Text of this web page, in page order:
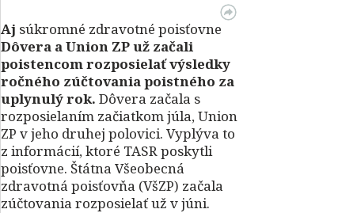
Aj súkromné zdravotné poisťovne
Dôvera a Union ZP už začali
poistencom rozposielať výsledky
ročného zúčtovania poistného za
uplynulý rok. Dôvera začala s
rozposielaním začiatkom júla, Union
ZP v jeho druhej polovici. Vyplýva to
z informácií, ktoré TASR poskytli
poisťovne. Štátna Všeobecná
zdravotná poisťovňa (VšZP) začala
zúčtovania rozposielať už v júni.